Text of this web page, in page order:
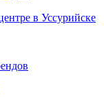
в Уссурийске